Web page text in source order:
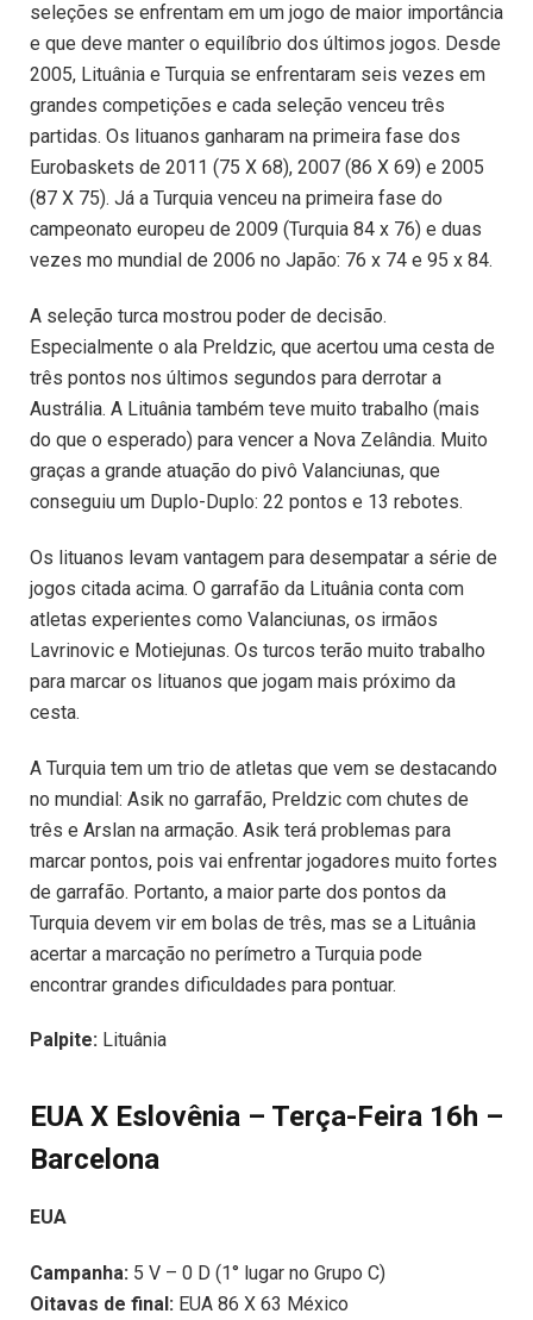
seleções se enfrentam em um jogo de maior importância
e que deve manter o equilíbrio dos últimos jogos. Desde
2005, Lituânia e Turquia se enfrentaram seis vezes em
grandes competições e cada seleção venceu três
partidas. Os lituanos ganharam na primeira fase dos
Eurobaskets de 2011 (75 X 68), 2007 (86 X 69) e 2005
(87 X 75). Já a Turquia venceu na primeira fase do
campeonato europeu de 2009 (Turquia 84 x 76) e duas
vezes mo mundial de 2006 no Japão: 76 x 74 e 95 x 84.
A seleção turca mostrou poder de decisão.
Especialmente o ala Preldzic, que acertou uma cesta de
três pontos nos últimos segundos para derrotar a
Austrália. A Lituânia também teve muito trabalho (mais
do que o esperado) para vencer a Nova Zelândia. Muito
graças a grande atuação do pivô Valanciunas, que
conseguiu um Duplo-Duplo: 22 pontos e 13 rebotes.
Os lituanos levam vantagem para desempatar a série de
jogos citada acima. O garrafão da Lituânia conta com
atletas experientes como Valanciunas, os irmãos
Lavrinovic e Motiejunas. Os turcos terão muito trabalho
para marcar os lituanos que jogam mais próximo da
cesta.
A Turquia tem um trio de atletas que vem se destacando
no mundial: Asik no garrafão, Preldzic com chutes de
três e Arslan na armação. Asik terá problemas para
marcar pontos, pois vai enfrentar jogadores muito fortes
de garrafão. Portanto, a maior parte dos pontos da
Turquia devem vir em bolas de três, mas se a Lituânia
acertar a marcação no perímetro a Turquia pode
encontrar grandes dificuldades para pontuar.
Palpite: Lituânia
EUA X Eslovênia – Terça-Feira 16h –
Barcelona
EUA
Campanha: 5 V – 0 D (1° lugar no Grupo C)
Oitavas de final: EUA 86 X 63 México